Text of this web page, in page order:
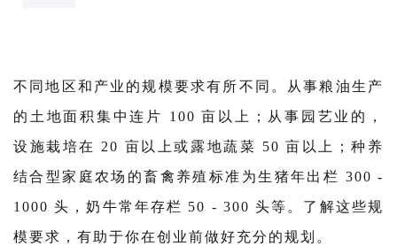
不同地区和产业的规模要求有所不同。从事粮油生产
的土地面积集中连片 100 亩以上；从事园艺业的，
设施栽培在 20 亩以上或露地蔬菜 50 亩以上；种养
结合型家庭农场的畜禽养殖标准为生猪年出栏 300 -
1000 头，奶牛常年存栏 50 - 300 头等。了解这些规
模要求，有助于你在创业前做好充分的规划。